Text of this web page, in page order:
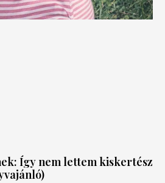
Így nem lettem kiskertész